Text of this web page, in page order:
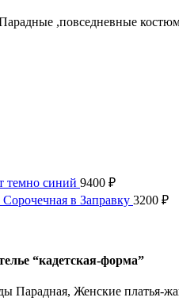
,повседневные
синий 9400 ₽
в Заправку 3200 ₽
“кадетская-форма”
Женские платья-